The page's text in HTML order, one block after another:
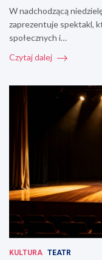
W nadchodzącą
zaprezentuje spektakl,
społecznych i…
Czytaj dalej
KULTURA TEATR